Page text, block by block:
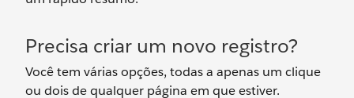
Precisa criar um novo registro?
Você tem várias opções, todas a apenas um clique
ou dois de qualquer página em que estiver.